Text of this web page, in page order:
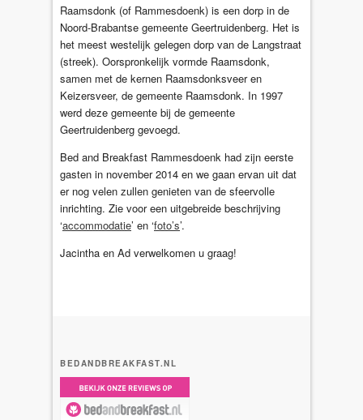
Raamsdonk (of Rammesdoenk) is een dorp in de
Noord-Brabantse gemeente Geertruidenberg. Het is
het meest westelijk gelegen dorp van de Langstraat
(streek). Oorspronkelijk vormde Raamsdonk,
samen met de kernen Raamsdonksveer en
Keizersveer, de gemeente Raamsdonk. In 1997
werd deze gemeente bij de gemeente
Geertruidenberg gevoegd.
Bed and Breakfast Rammesdoenk had zijn eerste
gasten in november 2014 en we gaan ervan uit dat
er nog velen zullen genieten van de sfeervolle
inrichting. Zie voor een uitgebreide beschrijving
‘accommodatie’ en ‘foto’s’.
Jacintha en Ad verwelkomen u graag!
BEDANDBREAKFAST.NL